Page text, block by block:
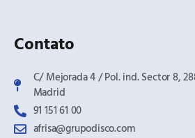
Contato
C/ Mejorada 4 / Pol. ind. Sector 8,
Madrid​
91 151 61 00
afrisa@grupodisco.com